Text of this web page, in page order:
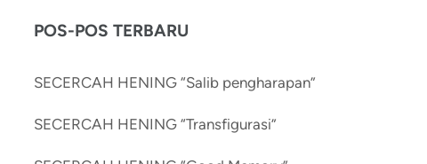
POS-POS TERBARU
SECERCAH HENING “Salib pengharapan”
SECERCAH HENING “Transfigurasi”